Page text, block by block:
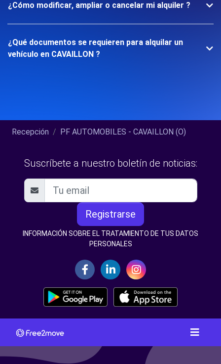
¿Cómo modificar, ampliar o cancelar mi alquiler ?
¿Qué documentos se requieren para alquilar un
vehículo en CAVAILLON ?
Recepción PF AUTOMOBILES - CAVAILLON (O)
Suscríbete a nuestro boletín de noticias:
Registrarse
INFORMACIÓN SOBRE EL TRATAMIENTO DE TUS DATOS
PERSONALES